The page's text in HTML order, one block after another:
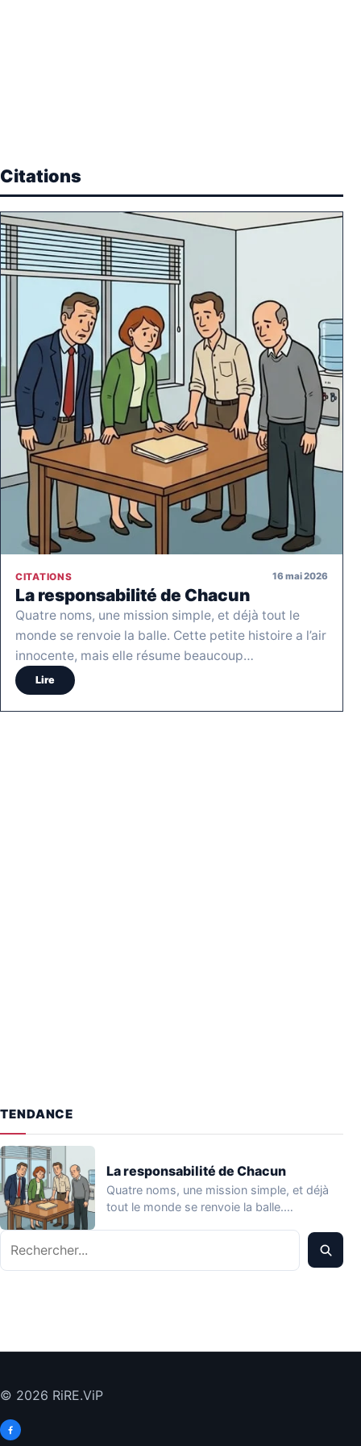
Citations
CITATIONS 16 mai 2026
La responsabilité de Chacun
Quatre noms, une mission simple, et déjà tout le
monde se renvoie la balle. Cette petite histoire a l’air
innocente, mais elle résume beaucoup…
Lire
TENDANCE
La responsabilité de Chacun
Quatre noms, une mission simple, et déjà
tout le monde se renvoie la balle.…
Rechercher
© 2026 RiRE.ViP